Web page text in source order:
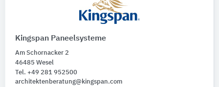
Kingspan Paneelsysteme
Am Schornacker 2
46485 Wesel
Tel. +49 281 952500
architektenberatung@kingspan.com